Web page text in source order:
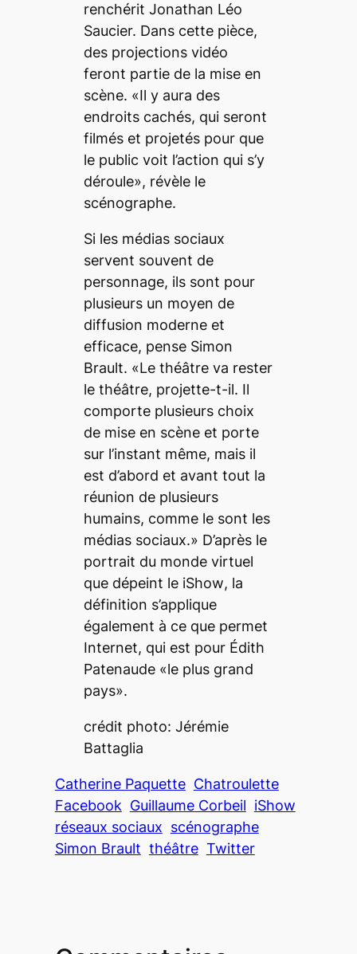
renchérit Jonathan Léo
Saucier. Dans cette pièce,
des projections vidéo
feront partie de la mise en
scène. «Il y aura des
endroits cachés, qui seront
filmés et projetés pour que
le public voit l’action qui s’y
déroule», révèle le
scénographe.
Si les médias sociaux
servent souvent de
personnage, ils sont pour
plusieurs un moyen de
diffusion moderne et
efficace, pense Simon
Brault. «Le théâtre va rester
le théâtre, projette-t-il. Il
comporte plusieurs choix
de mise en scène et porte
sur l’instant même, mais il
est d’abord et avant tout la
réunion de plusieurs
humains, comme le sont les
médias sociaux.» D’après le
portrait du monde virtuel
que dépeint le iShow, la
définition s’applique
également à ce que permet
Internet, qui est pour Édith
Patenaude «le plus grand
pays».
crédit photo: Jérémie
Battaglia
Catherine Paquette Chatroulette
Facebook Guillaume Corbeil iShow
réseaux sociaux scénographe
Simon Brault théâtre Twitter